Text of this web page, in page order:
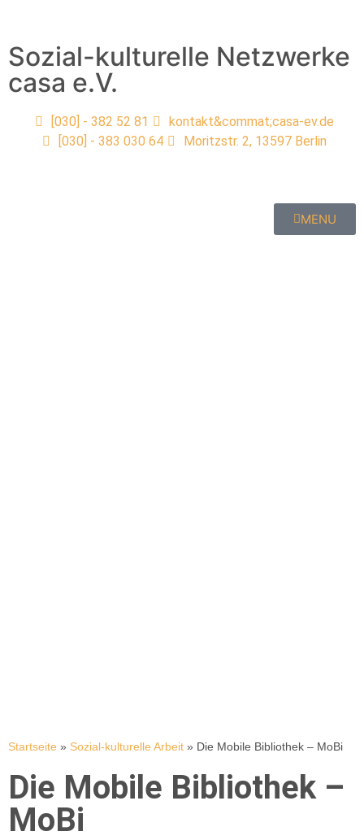
Sozial-kulturelle Netzwerke
casa e.V.
[030] - 382 52 81
kontakt&commat;casa-ev.de
[030] - 383 030 64
Moritzstr. 2, 13597 Berlin
MENU
Startseite » Sozial-kulturelle Arbeit » Die Mobile Bibliothek – MoBi
Die Mobile Bibliothek –
MoBi